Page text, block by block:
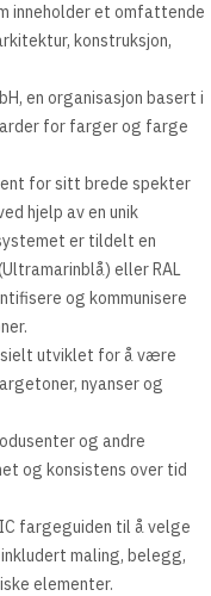
inneholder et omfattende
konstruksjon,
en organisasjon basert i
for farger og farge
for sitt brede spekter
hjelp av en unik
er tildelt en
eller RAL
og kommunisere
utviklet for å være
nyanser og
og andre
og konsistens over tid
fargeguiden til å velge
maling, belegg,
elementer.